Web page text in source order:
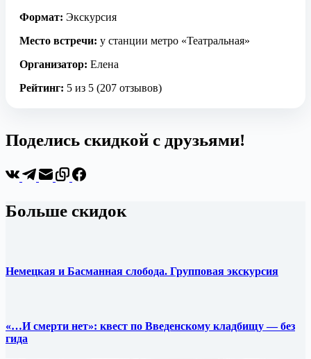
Формат: Экскурсия
Место встречи: у станции метро «Театральная»
Организатор: Елена
Рейтинг: 5 из 5 (207 отзывов)
Поделись скидкой с друзьями!
Больше скидок
Немецкая и Басманная слобода. Групповая экскурсия
«…И смерти нет»: квест по Введенскому кладбищу — без
гида